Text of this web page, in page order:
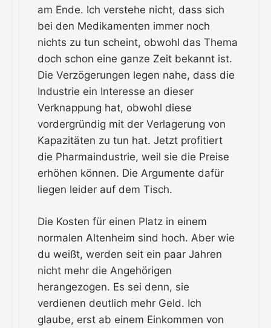
am Ende. Ich verstehe nicht, dass sich
bei den Medikamenten immer noch
nichts zu tun scheint, obwohl das Thema
doch schon eine ganze Zeit bekannt ist.
Die Verzögerungen legen nahe, dass die
Industrie ein Interesse an dieser
Verknappung hat, obwohl diese
vordergründig mit der Verlagerung von
Kapazitäten zu tun hat. Jetzt profitiert
die Pharmaindustrie, weil sie die Preise
erhöhen können. Die Argumente dafür
liegen leider auf dem Tisch.
Die Kosten für einen Platz in einem
normalen Altenheim sind hoch. Aber wie
du weißt, werden seit ein paar Jahren
nicht mehr die Angehörigen
herangezogen. Es sei denn, sie
verdienen deutlich mehr Geld. Ich
glaube, erst ab einem Einkommen von